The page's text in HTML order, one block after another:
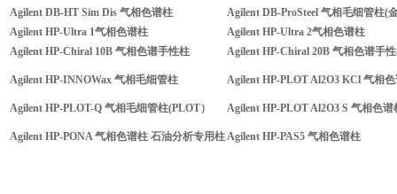
Agilent DB-HT Sim Dis 气相色谱柱
Agilent DB-ProSteel 气相毛细管柱(
Agilent HP-Ultra 1气相色谱柱
Agilent HP-Ultra 2气相色谱柱
Agilent HP-Chiral 10B 气相色谱手性柱
Agilent HP-Chiral 20B 气相色谱手
Agilent HP-INNOWax 气相毛细管柱 Agilent HP-PLOT Al2O3 KCl 气相
Agilent HP-PLOT-Q 气相毛细管柱(PLOT） Agilent HP-PLOT Al2O3 S 气相色谱
Agilent HP-PONA 气相色谱柱 石油分析专用柱Agilent HP-PAS5 气相色谱柱